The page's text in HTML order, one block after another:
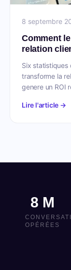
8 septembre
Comment
relation
Six statistiques
transforme la
genere un ROI
Lire l'article →
8 M
OPÉRÉES